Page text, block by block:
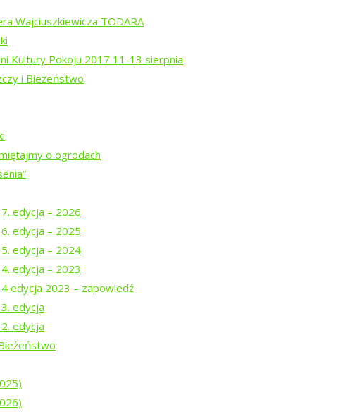
Wajciuszkiewicza TODARA
Kultury Pokoju 2017 11-13 sierpnia
i Bieżeństwo
o ogrodach
edycja – 2026
edycja – 2025
edycja – 2024
edycja – 2023
edycja 2023 – zapowiedź
edycja
edycja
Isajewem
Mucharskim
11-13 sierpnia